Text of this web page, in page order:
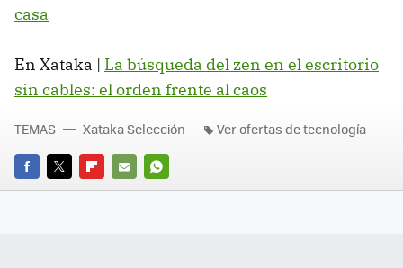
casa
En Xataka | La búsqueda del zen en el escritorio
sin cables: el orden frente al caos
FACEBOOK
TWITTERFLIPBOARD
E-
WHATSAPP
TEMAS Xataka Selección Ver ofertas de tecnología